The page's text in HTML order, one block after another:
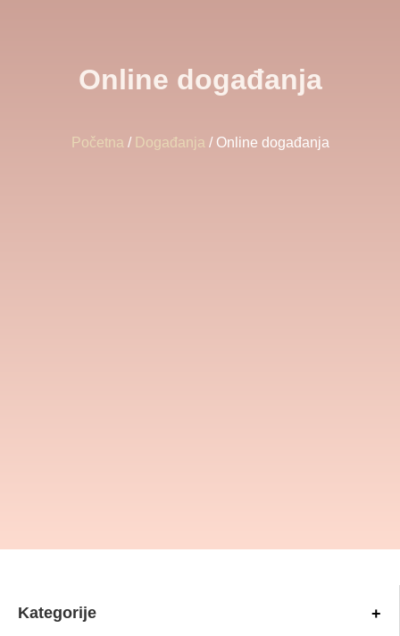
Online događanja
Početna / Događanja / Online događanja
Kategorije +